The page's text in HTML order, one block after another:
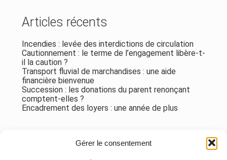
Gérer le consentement
Articles récents
Incendies : levée des interdictions de circulation
Cautionnement : le terme de l’engagement libère-t-
il la caution ?
Transport fluvial de marchandises : une aide
financière bienvenue
Succession : les donations du parent renonçant
comptent-elles ?
Encadrement des loyers : une année de plus
Aucun commentaire à afficher.